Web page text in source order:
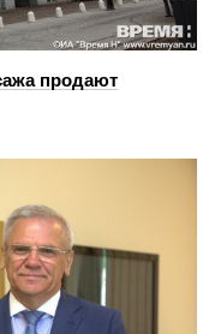
продают